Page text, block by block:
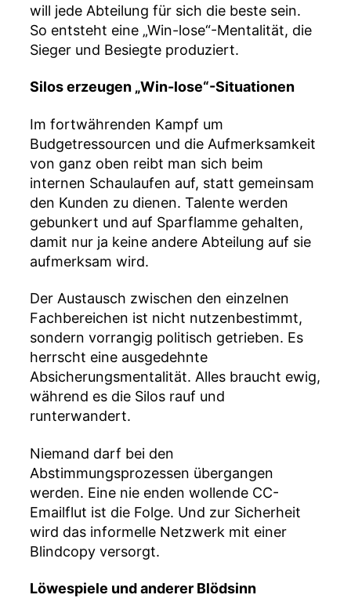
will jede Abteilung für sich die beste sein.
So entsteht eine „Win-lose“-Mentalität, die
Sieger und Besiegte produziert.
Silos erzeugen „Win-lose“-Situationen
Im fortwährenden Kampf um
Budgetressourcen und die Aufmerksamkeit
von ganz oben reibt man sich beim
internen Schaulaufen auf, statt gemeinsam
den Kunden zu dienen. Talente werden
gebunkert und auf Sparflamme gehalten,
damit nur ja keine andere Abteilung auf sie
aufmerksam wird.
Der Austausch zwischen den einzelnen
Fachbereichen ist nicht nutzenbestimmt,
sondern vorrangig politisch getrieben. Es
herrscht eine ausgedehnte
Absicherungsmentalität. Alles braucht ewig,
während es die Silos rauf und
runterwandert.
Niemand darf bei den
Abstimmungsprozessen übergangen
werden. Eine nie enden wollende CC-
Emailflut ist die Folge. Und zur Sicherheit
wird das informelle Netzwerk mit einer
Blindcopy versorgt.
Löwespiele und anderer Blödsinn